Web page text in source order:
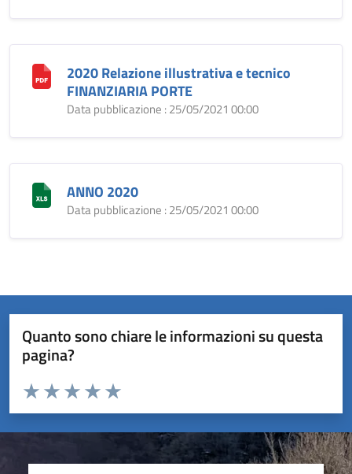
2020 Relazione illustrativa e tecnico
FINANZIARIA PORTE
Data pubblicazione : 25/05/2021 00:00
ANNO 2020
Data pubblicazione : 25/05/2021 00:00
Quanto sono chiare le informazioni su questa
pagina?
Valuta da 1 a 5 stelle la pagina
Valuta 5 stelle su 5
Valuta 4 stelle su 5
Valuta 3 stelle su 5
Valuta 2 stelle su 5
Valuta 1 stelle su 5